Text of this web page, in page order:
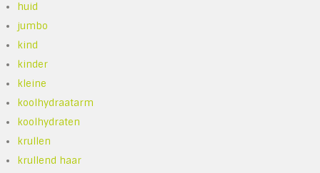
huid
jumbo
kind
kinder
kleine
koolhydraatarm
koolhydraten
krullen
krullend haar